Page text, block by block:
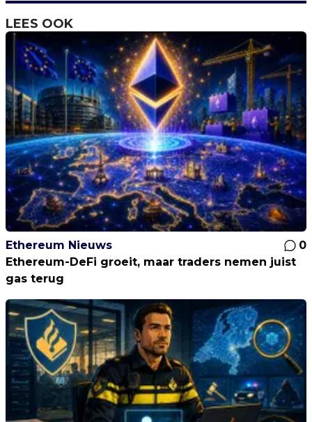
LEES OOK
Ethereum Nieuws
0
Ethereum-DeFi groeit, maar traders nemen juist
gas terug